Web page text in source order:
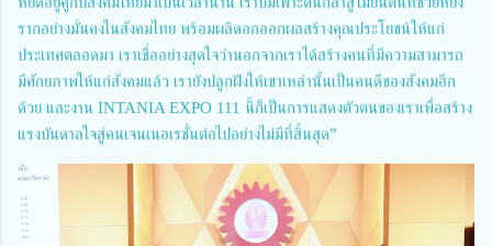
รากอย่างมั่นคงในสังคมไทย พร้อมผลิดอกออกผลสร้างคุณประโยชน์ให้แก่
ประเทศตลอดมา เราเชื่ออย่างสุดใจว่านอกจากเราได้สร้างคนที่มีความสามารถ
มีศักยภาพให้แก่สังคมแล้ว เรายังปลูกฝังให้เขาเหล่านั้นเป็นคนดีของสังคมอีก
ด้วย และงาน INTANIA EXPO 111 นี้ก็เป็นการแสดงตัวตนของเราเพื่อสร้าง
แรงบันดาลใจสู่คนเจนเนอเรชั่นต่อไปอย่างไม่มีที่สิ้นสุด”